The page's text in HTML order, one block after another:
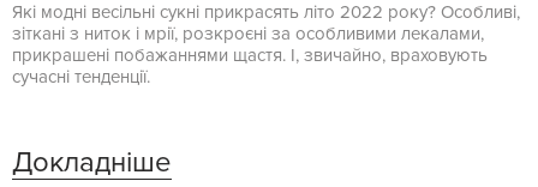
Які модні весільні сукні прикрасять літо 2022 року? Особливі,
зіткані з ниток і мрії, розкроєні за особливими лекалами,
прикрашені побажаннями щастя. І, звичайно, враховують
сучасні тенденції.
Докладніше